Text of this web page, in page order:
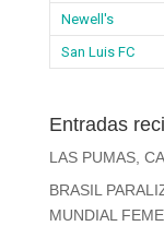
Newell's
San Luis FC
Entradas
LAS PUMAS,
BRASIL
MUNDIAL